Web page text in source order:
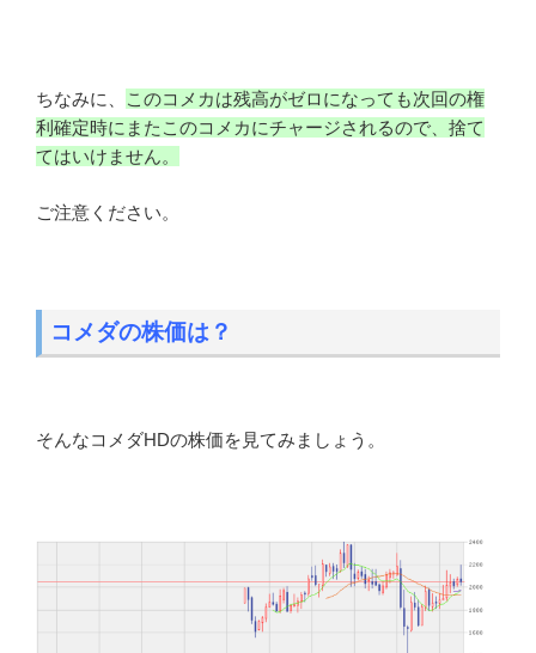
ちなみに、
このコメカは残高がゼロになっても次回の権
利確定時にまたこのコメカにチャージされるので、捨て
てはいけません。
ご注意ください。
コメダの株価は？
そんなコメダHDの株価を見てみましょう。